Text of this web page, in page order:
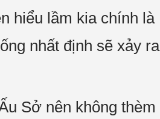
hiểu lầm kia chính là
nhất định sẽ xảy ra
Sở nên không thèm